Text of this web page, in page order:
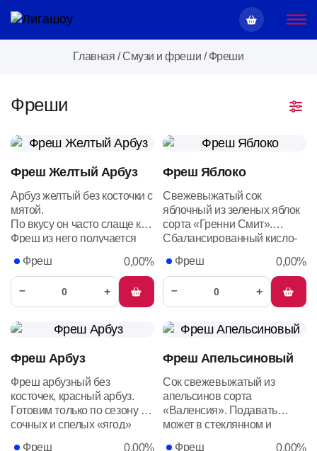
Главная /Смузи и фреши /Фреши
Фреши
Фреш Желтый Арбуз
Арбуз желтый без косточки с
мятой.
Повкусуон частослащекрасного,с ноткамиманго,тыквы
Фреш изнегополучается
ароматным
полезным
Фреш 0,00%
– +
Фреш Яблоко
Свежевыжатый сок
яблочный из зеленых яблок
сорта«Гренни Смит».
Сбалансированный кисло-
аромат в напитке
Фреш 0,00%
– +
Фреш Арбуз
Фреш арбузный без
косточек, красный арбуз.
Готовим только по сезону из
сочных и спелых «ягод»
Фреш
0,00%
Фреш Апельсиновый
Сок свежевыжатый из
апельсинов сорта
«Валенсия». Подавать
может в стеклянном и
Фреш 0,00%